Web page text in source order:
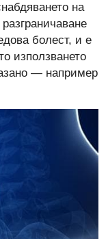
на
болест, и е
използването
— например